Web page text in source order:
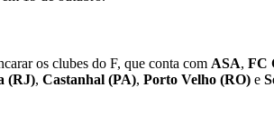
os clubes do F, que conta com ASA, FC
(RJ), Castanhal (PA), Porto Velho (RO) e